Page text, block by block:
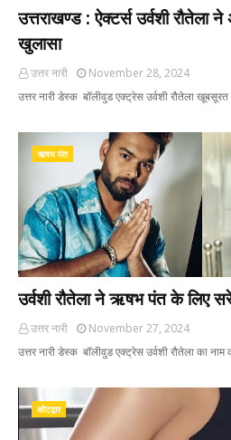
उत्तराखण्ड : ऐक्टर्स उर्वशी रौतेला
खुलासा
उत्तर नारी
November 28, 2024
उत्तर नारी डेस्क बॉलीवुड एक्ट्रेस उर्वशी रौतेला
ऋषभ पंत
उर्वशी रौतेला ने ऋषभ पंत के लिए
उत्तर नारी
November 27, 2024
उत्तर नारी डेस्क बॉलीवुड एक्ट्रेस उर्वशी रौतेला का
कोटद्वार